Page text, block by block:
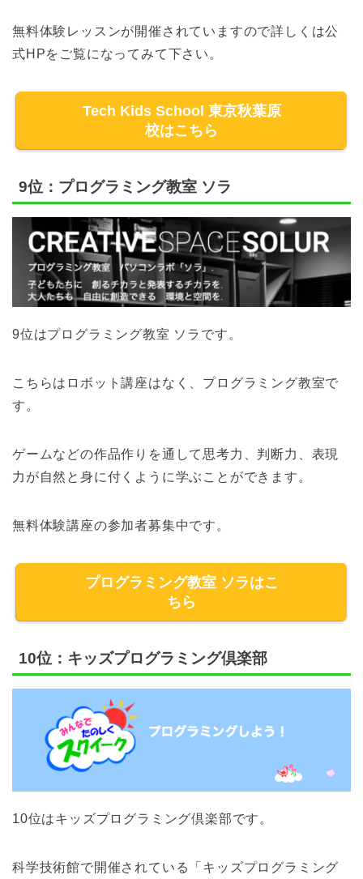
無料体験レッスンが開催されていますので詳しくは公
式HPをご覧になってみて下さい。
Tech Kids School 東京秋葉原
校はこちら
9位：プログラミング教室 ソラ
9位はプログラミング教室 ソラです。
こちらはロボット講座はなく、プログラミング教室で
す。
ゲームなどの作品作りを通して思考力、判断力、表現
力が自然と身に付くように学ぶことができます。
無料体験講座の参加者募集中です。
プログラミング教室 ソラはこ
ちら
10位：キッズプログラミング倶楽部
10位はキッズプログラミング倶楽部です。
科学技術館で開催されている「キッズプログラミング